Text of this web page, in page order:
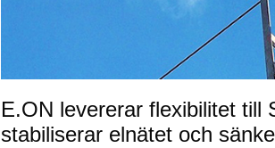
E.ON levererar flexibilitet till
stabiliserar elnätet och